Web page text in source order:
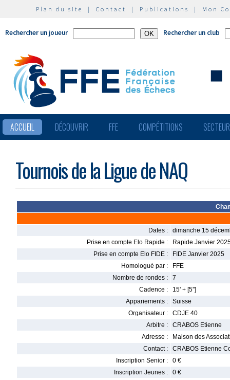
Plan du site | Contact | Publications | Mon
Rechercher un joueur Rechercher un club
ACCUEIL DÉCOUVRIR FFE COMPÉTITIONS
Tournois de la Ligue de NAQ
Dates :
dimanche 15
Prise en compte Elo Rapide :
Rapide Janvier
Prise en compte Elo FIDE :
FIDE Janvier 2025
Homologué par :
FFE
Nombre de rondes :
7
Cadence :
15' + [5'']
Appariements :
Suisse
Organisateur :
CDJE 40
Arbitre :
CRABOS Etienne
Adresse :
Maison des
Contact :
CRABOS Etienne
Inscription Senior :
0 €
Inscription Jeunes :
0 €